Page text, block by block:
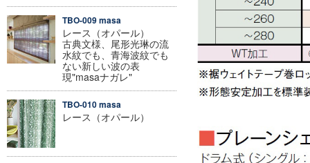
TBO-009 masa
レース（オパール）
古典文様、尾形光琳の流
水紋でも、青海波紋でも
ない新しい波の表
現"masaナガレ"
TBO-010 masa
レース（オパール）